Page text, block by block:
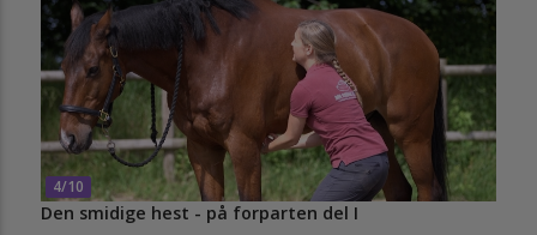
4/10
Den smidige hest - på forparten del I